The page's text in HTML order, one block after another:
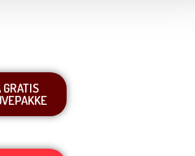
GRATIS